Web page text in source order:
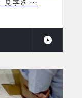
見学さ …